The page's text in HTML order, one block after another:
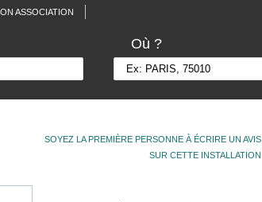
ASSOCIATION
Où ?
SOYEZ LA PREMIÈRE PERSONNE À ÉCRIRE UN AVIS
SUR CETTE INSTALLATION